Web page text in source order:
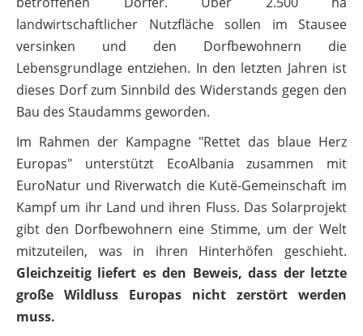
betroffenen Dörfer. Über 2.500 ha
landwirtschaftlicher Nutzfläche sollen im Stausee
versinken und den Dorfbewohnern die
Lebensgrundlage entziehen. In den letzten Jahren ist
dieses Dorf zum Sinnbild des Widerstands gegen den
Bau des Staudamms geworden.
Im Rahmen der Kampagne "Rettet das blaue Herz
Europas" unterstützt EcoAlbania zusammen mit
EuroNatur und Riverwatch die Kutë-Gemeinschaft im
Kampf um ihr Land und ihren Fluss. Das Solarprojekt
gibt den Dorfbewohnern eine Stimme, um der Welt
mitzuteilen, was in ihren Hinterhöfen geschieht.
Gleichzeitig liefert es den Beweis, dass der letzte
große Wildluss Europas nicht zerstört werden
muss.